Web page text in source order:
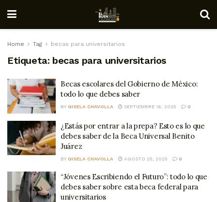
Home Tag becas para universitarios
Etiqueta: becas para universitarios
Becas escolares del Gobierno de México:
todo lo que debes saber
BY GISELA CHAVOLLA SEPTIEMBRE 16, 2025 0
¿Estás por entrar a la prepa? Esto es lo que
debes saber de la Beca Universal Benito
Juárez
BY GISELA CHAVOLLA AGOSTO 25, 2025 0
“Jóvenes Escribiendo el Futuro”: todo lo que
debes saber sobre esta beca federal para
universitarios